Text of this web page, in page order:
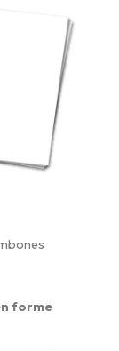
forme